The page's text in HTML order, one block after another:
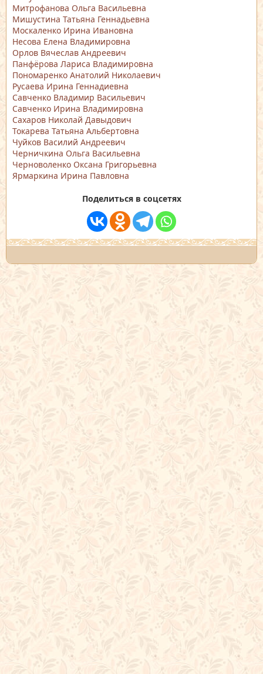
Митрофанова Ольга Васильевна
Мишустина Татьяна Геннадьевна
Москаленко Ирина Ивановна
Несова Елена Владимировна
Орлов Вячеслав Андреевич
Панфёрова Лариса Владимировна
Пономаренко Анатолий Николаевич
Русаева Ирина Геннадиевна
Савченко Владимир Васильевич
Савченко Ирина Владимировна
Сахаров Николай Давыдович
Токарева Татьяна Альбертовна
Чуйков Василий Андреевич
Черничкина Ольга Васильевна
Черноволенко Оксана Григорьевна
Ярмаркина Ирина Павловна
Поделиться в соцсетях